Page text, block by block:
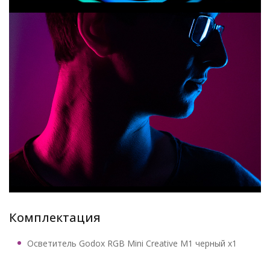
Комплектация
Осветитель Godox RGB Mini Creative M1 черный х1